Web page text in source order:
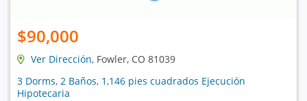
$90,000
Ver Dirección, Fowler, CO 81039
3 Dorms, 2 Baños, 1,146 pies cuadrados Ejecución
Hipotecaria